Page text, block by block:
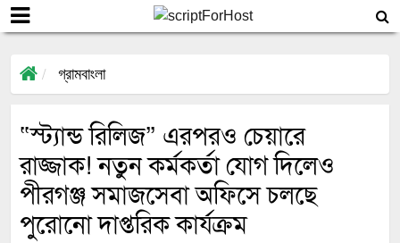
গ্রামবাংলা
“স্ট্যান্ড রিলিজ” এরপরও চেয়ারে
রাজ্জাক! নতুন কর্মকর্তা যোগ দিলেও
পীরগঞ্জ সমাজসেবা অফিসে চলছে
পুরোনো দাপ্তরিক কার্যক্রম